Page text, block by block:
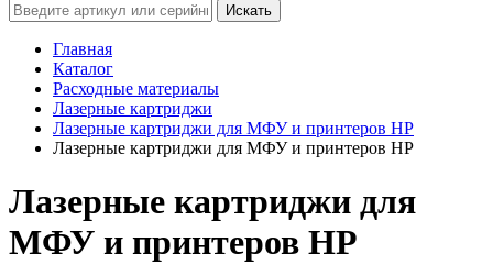
Искать
Главная
Каталог
Расходные материалы
Лазерные картриджи
Лазерные картриджи для МФУ и принтеров HP
Лазерные картриджи для МФУ и принтеров HP
Лазерные картриджи для
МФУ и принтеров HP